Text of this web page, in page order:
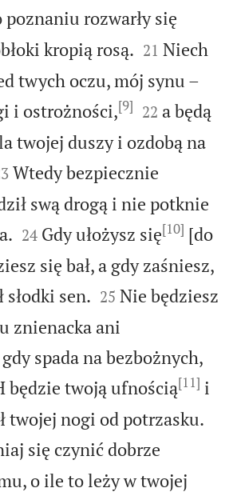
poznaniu rozwarły się
kropią rosą. 

21 Niech
twych oczu, mój synu –
i ostrożności,[9] 

22 a będą
twojej duszy i ozdobą na
Wtedy bezpiecznie
swą drogą i nie potknie


24 Gdy ułożysz się[10] [do
się bał, a gdy zaśniesz,
słodki sen. 

25 Nie będziesz
znienacka ani
spada na bezbożnych,
będzie twoją ufnością[11] i
twojej nogi od potrzasku.
się czynić dobrze
o ile to leży w twojej